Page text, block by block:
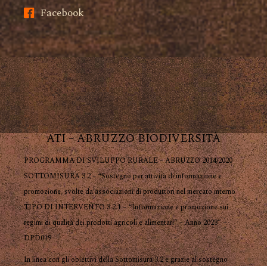
Facebook
ATI – ABRUZZO BIODIVERSITÀ
PROGRAMMA DI SVILUPPO RURALE – ABRUZZO 2014/2020
SOTTOMISURA 3.2 – “Sostegno per attività di informazione e
promozione, svolte da associazioni di produttori nel mercato interno
TIPO DI INTERVENTO 3.2.1 – “Informazione e promozione sui
regimi di qualità dei prodotti agricoli e alimentari” – Anno 2023” –
DPD019
In linea con gli obiettivi della Sottomisura 3.2 e grazie al sostegno